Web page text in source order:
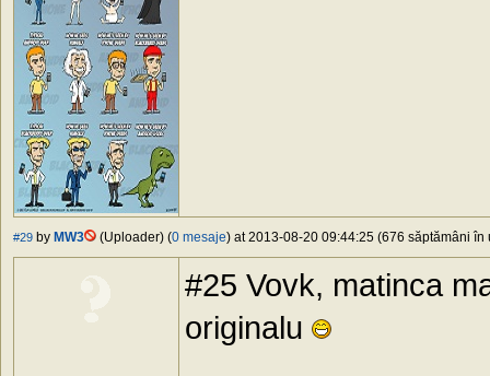
#29 by MW3 (Uploader) (0 mesaje) at 2013-08-20 09:44:25 (676 săptămâni în
#25 Vovk, matinca
originalu